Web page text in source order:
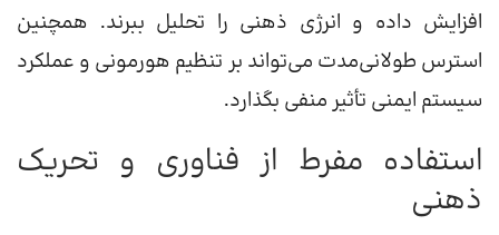
افزایش داده و انرژی ذهنی را تحلیل ببرند. همچنین
استرس طولانی‌مدت می‌تواند بر تنظیم هورمونی و عملکرد
سیستم ایمنی تأثیر منفی بگذارد.
استفاده مفرط از فناوری و تحریک
ذهنی